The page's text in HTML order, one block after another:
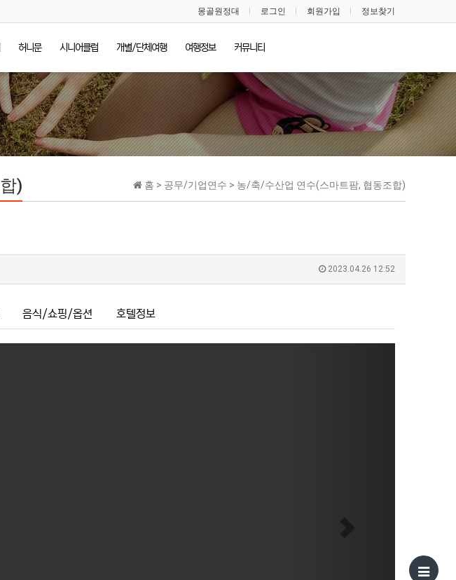
몽골원정대 로그인 회원가입 정보찾기
허니문 시니어클럽 개별/단체여행 여행정보 커뮤니티
홈 > 공무/기업연수 > 농/축/수산업 연수(스마트팜, 협동조합)
)
2023.04.26 12:52
음식/쇼핑/옵션 호텔정보